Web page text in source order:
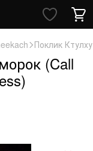
Поклик
(Call